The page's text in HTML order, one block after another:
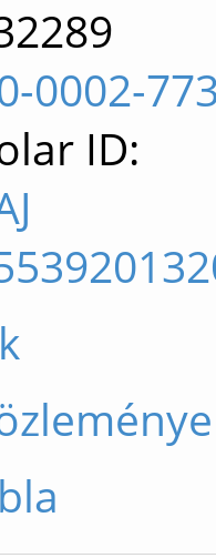
0002-
ID: